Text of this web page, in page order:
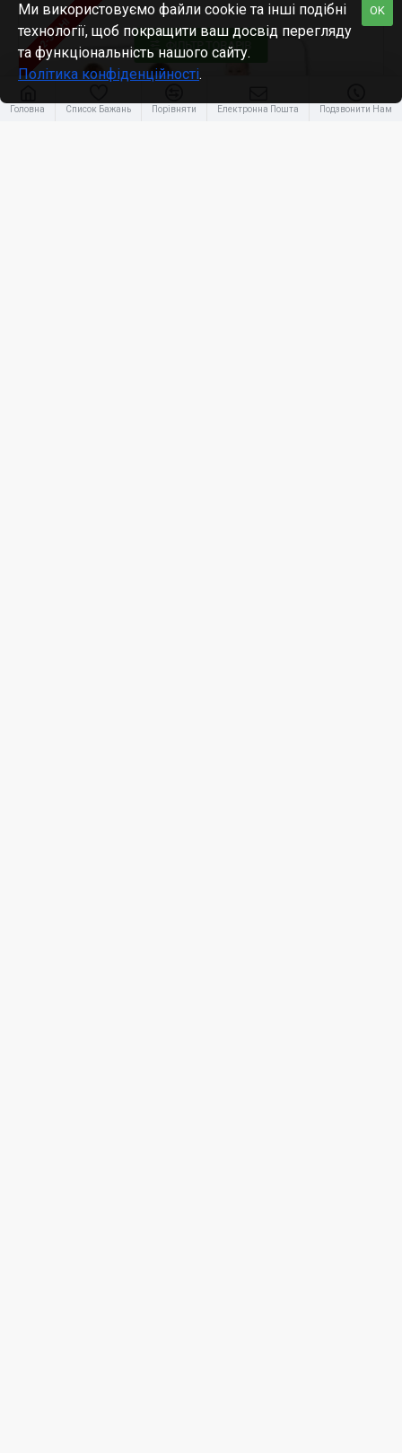
2-3 ДНІ
Головна Список Бажань Порівняти Електронна Пошта Подзвонити Нам
OK
Ми використовуємо файли cookie та інші подібні
технології, щоб покращити ваш досвід перегляду
та функціональність нашого сайту.
Політика конфіденційності.
ФІЛЬТР ТОВАРІВ